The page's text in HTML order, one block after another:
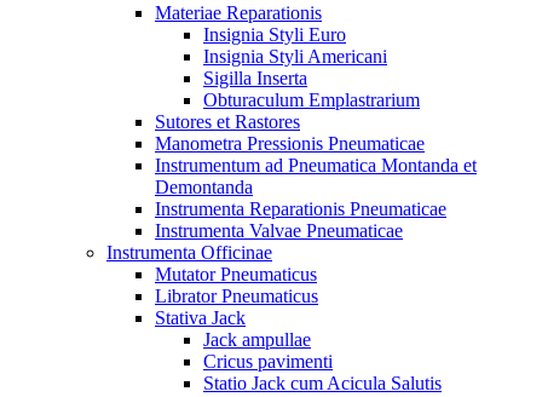
Materiae Reparationis
Insignia Styli Euro
Insignia Styli Americani
Sigilla Inserta
Obturaculum Emplastrarium
Sutores et Rastores
Manometra Pressionis Pneumaticae
Instrumentum ad Pneumatica Montanda et
Demontanda
Instrumenta Reparationis Pneumaticae
Instrumenta Valvae Pneumaticae
Instrumenta Officinae
Mutator Pneumaticus
Librator Pneumaticus
Stativa Jack
Jack ampullae
Cricus pavimenti
Statio Jack cum Acicula Salutis